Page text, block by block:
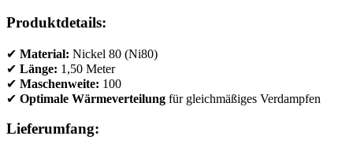
Produktdetails:
✔ Material: Nickel 80 (Ni80)
✔ Länge: 1,50 Meter
✔ Maschenweite: 100
✔ Optimale Wärmeverteilung für gleichmäßiges Verdampfen
Lieferumfang: